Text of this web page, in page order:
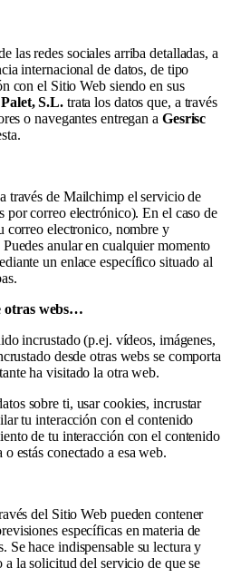
las redes sociales arriba detalladas, a
internacional de datos, de tipo
con el Sitio Web siendo en sus
S.L. trata los datos que, a través
o navegantes entregan a Gesrisc
través de Mailchimp el servicio de
por correo electrónico). En el caso de
correo electronico, nombre y
anular en cualquier momento
un enlace específico situado al
otras webs…
incrustado (p.ej. vídeos, imágenes,
desde otras webs se comporta
ha visitado la otra web.
sobre ti, usar cookies, incrustar
tu interacción con el contenido
de tu interacción con el contenido
estás conectado a esa web.
del Sitio Web pueden contener
específicas en materia de
Se hace indispensable su lectura y
a la solicitud del servicio de que se